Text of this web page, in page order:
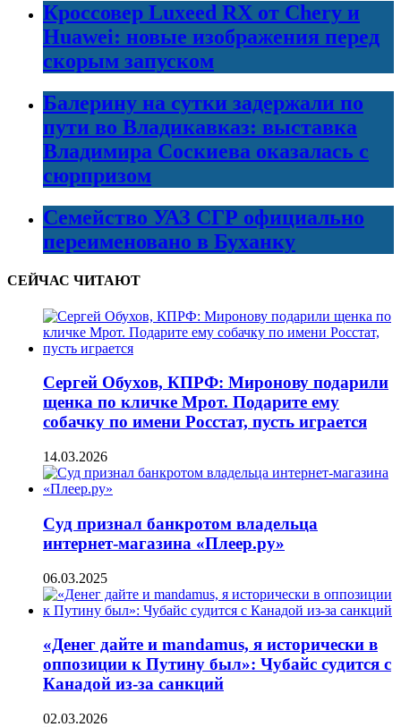
Кроссовер Luxeed RX от Chery и
Huawei: новые изображения перед
скорым запуском
Балерину на сутки задержали по
пути во Владикавказ: выставка
Владимира Соскиева оказалась с
сюрпризом
Семейство УАЗ СГР официально
переименовано в Буханку
СЕЙЧАС ЧИТАЮТ
Сергей Обухов, КПРФ: Миронову подарили
щенка по кличке Мрот. Подарите ему
собачку по имени Росстат, пусть играется
14.03.2026
Суд признал банкротом владельца
интернет-магазина «Плеер.ру»
06.03.2025
«Денег дайте и mandamus, я исторически в
оппозиции к Путину был»: Чубайс судится с
Канадой из-за санкций
02.03.2026